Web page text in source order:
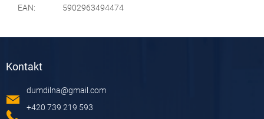
EAN: 5902963494474
Kontakt
dumdilna@gmail.com
+420 739 219 593